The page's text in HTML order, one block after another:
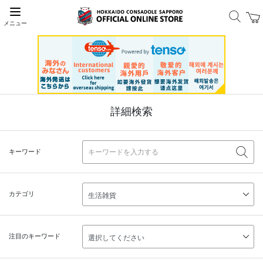
メニュー
詳細検索
キーワード
カテゴリ
注目のキーワード